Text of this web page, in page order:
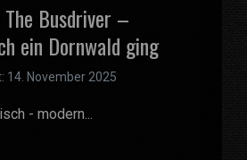
Busdriver –
ein Dornwald ging
November 2025
- modern...